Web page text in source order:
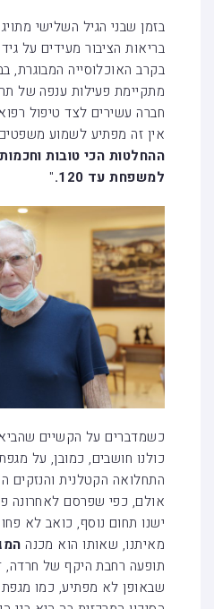
בזמן שבני הגיל השלישי
בריאות הציבור מעידים על
מתקיימת פעילות ענפה של
חברה עשירים לצד טיפול
אין זה מפתיע לשמוע
ההחלטות הכי טובות
למשפחת עד 120.
"
כולנו חושבים, כמובן, על
התחלואה הקטלנית והנזקים
אולם, כפי שפרסם לאחרונה
ישנו תחום נוסף, כואב לא
מאיתנו, שאותו הוא מכנה
תופעה רחבת היקף של חרדה,
שבאופן לא מפתיע, כמו מגפת